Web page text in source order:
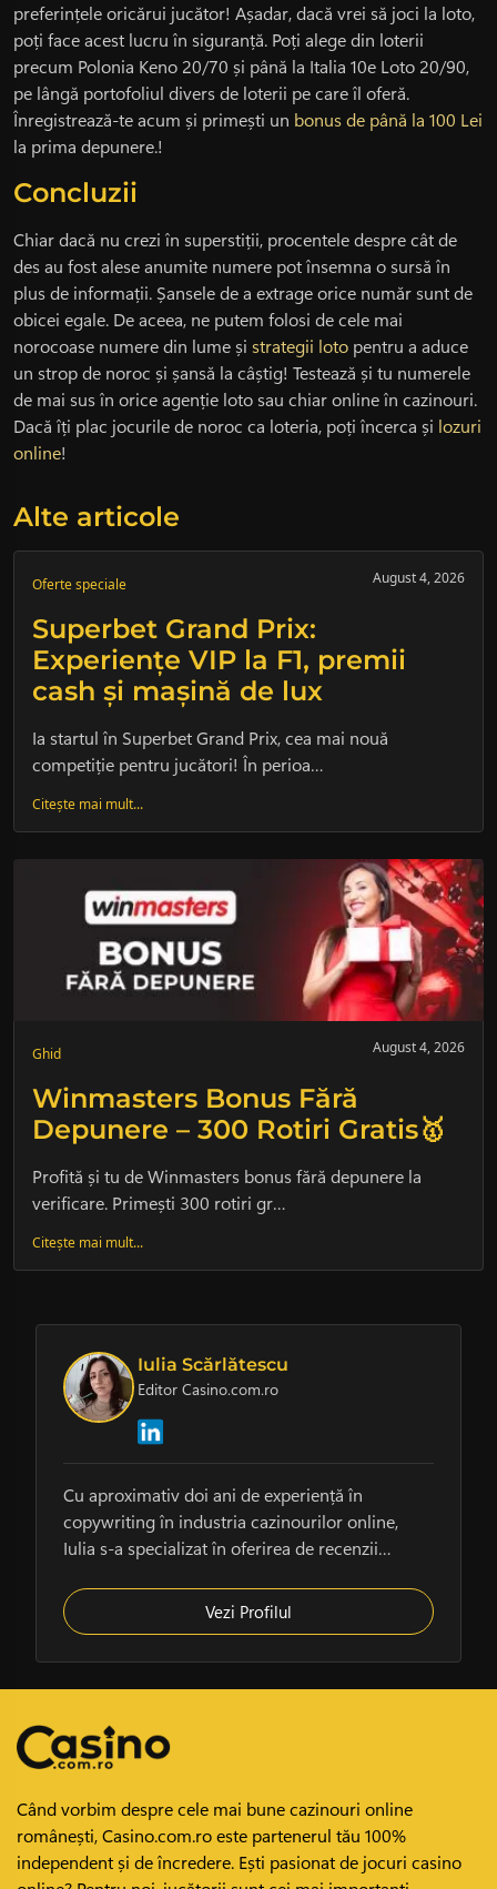
preferințele oricărui jucător! Așadar, dacă vrei să joci la loto,
poți face acest lucru în siguranță. Poți alege din loterii
precum Polonia Keno 20/70 și până la Italia 10e Loto 20/90,
pe lângă portofoliul divers de loterii pe care îl oferă.
Înregistrează-te acum și primești un bonus de până la 100 Lei
la prima depunere.!
Concluzii
Chiar dacă nu crezi în superstiții, procentele despre cât de
des au fost alese anumite numere pot însemna o sursă în
plus de informații. Șansele de a extrage orice număr sunt de
obicei egale. De aceea, ne putem folosi de cele mai
norocoase numere din lume și strategii loto pentru a aduce
un strop de noroc și șansă la câștig! Testează și tu numerele
de mai sus în orice agenție loto sau chiar online în cazinouri.
Dacă îți plac jocurile de noroc ca loteria, poți încerca și lozuri
online!
Alte articole
Oferte speciale August 4, 2026
Superbet Grand Prix:
Experiențe VIP la F1, premii
cash și mașină de lux
Ia startul în Superbet Grand Prix, cea mai nouă
competiție pentru jucători! În perioa…
Citește mai mult...
Ghid August 4, 2026
Winmasters Bonus Fără
Depunere – 300 Rotiri Gratis🥇
Profită și tu de Winmasters bonus fără depunere la
verificare. Primești 300 rotiri gr…
Citește mai mult...
Iulia Scărlătescu
Editor Casino.com.ro
Cu aproximativ doi ani de experiență în
copywriting în industria cazinourilor online,
Iulia s-a specializat în oferirea de recenzii
Vezi Profilul
Când vorbim despre cele mai bune cazinouri online
românești, Casino.com.ro este partenerul tău 100%
independent și de încredere. Ești pasionat de jocuri casino